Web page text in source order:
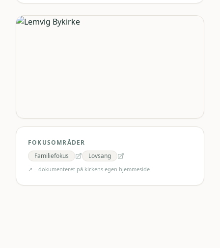
FOKUSOMRÅDER
Familiefokus
Lovsang
↗ = dokumenteret på kirkens egen hjemmeside